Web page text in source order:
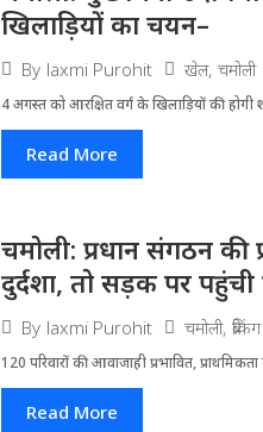
खिलाड़ियों का चयन–
By laxmi Purohit खेल, चमोली
4 अगस्त को आरक्षित वर्ग के खिलाड़ियों की होगी
Read More
चमोली: प्रधान संगठन की
दुर्दशा, तो सड़क पर पहुंची
By laxmi Purohit चमोली, ब्रेकिंग
120 परिवारों की आवाजाही प्रभावित,
Read More